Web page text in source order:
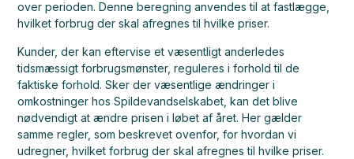
over perioden. Denne beregning anvendes til at fastlægge,
hvilket forbrug der skal afregnes til hvilke priser.
Kunder, der kan eftervise et væsentligt anderledes
tidsmæssigt forbrugsmønster, reguleres i forhold til de
faktiske forhold. Sker der væsentlige ændringer i
omkostninger hos Spildevandselskabet, kan det blive
nødvendigt at ændre prisen i løbet af året. Her gælder
samme regler, som beskrevet ovenfor, for hvordan vi
udregner, hvilket forbrug der skal afregnes til hvilke priser.